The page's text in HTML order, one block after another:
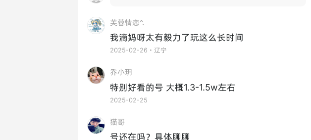
芙蓉情恋^.
我滴妈呀太有毅力了玩这么长时间
2025-02-26・辽宁
乔小玥
特别好看的号 大概1.3-1.5w左右
2025-02-25
猫哥
号还在吗？具体聊聊